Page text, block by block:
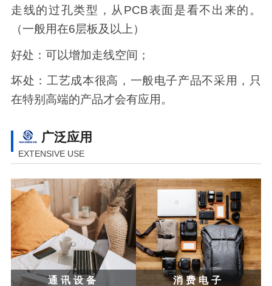
走线的过孔类型，从PCB表面是看不出来的。
（一般用在6层板及以上）
好处：可以增加走线空间；
坏处：工艺成本很高，一般电子产品不采用，只
在特别高端的产品才会有应用。
广泛应用
EXTENSIVE USE
通讯设备 消费电子